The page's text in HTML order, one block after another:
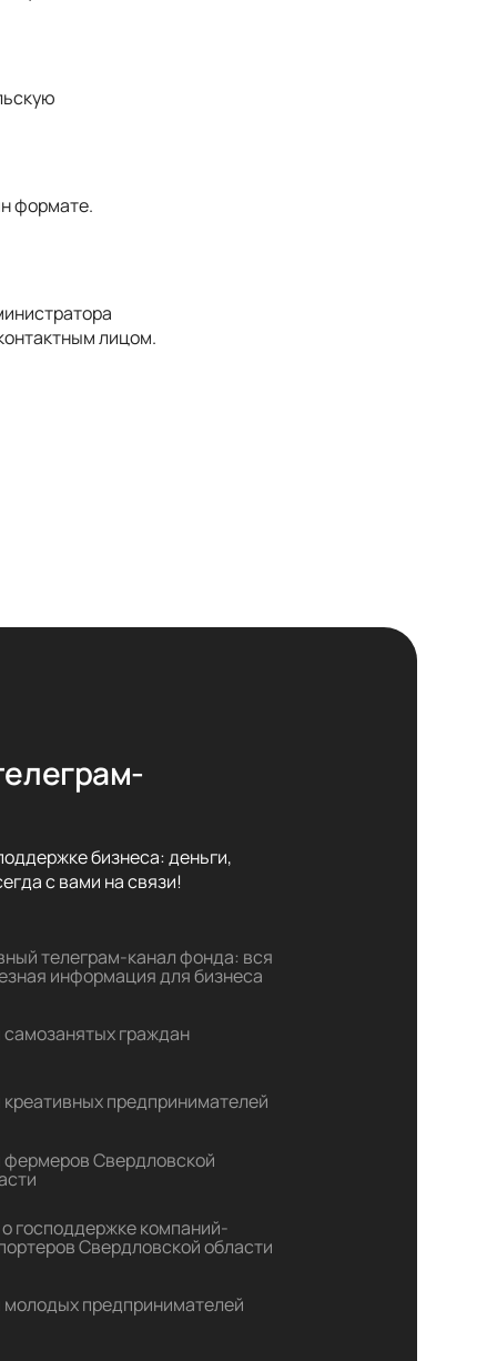
формате.
лицом.
бизнеса: деньги,
с вами на связи!
телеграм-канал фонда: вся
информация для бизнеса
граждан
предпринимателей
Свердловской
господдержке компаний-
Свердловской области
предпринимателей